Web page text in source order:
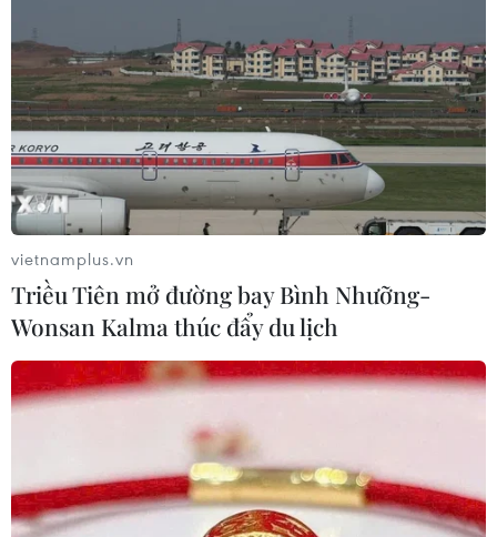
vietnamplus.vn
Triều Tiên mở đường bay Bình Nhưỡng-
Wonsan Kalma thúc đẩy du lịch